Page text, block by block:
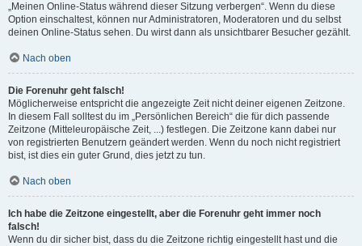
„Meinen Online-Status während dieser Sitzung verbergen“. Wenn du diese
Option einschaltest, können nur Administratoren, Moderatoren und du selbst
deinen Online-Status sehen. Du wirst dann als unsichtbarer Besucher gezählt.
Nach oben
Die Forenuhr geht falsch!
Möglicherweise entspricht die angezeigte Zeit nicht deiner eigenen Zeitzone.
In diesem Fall solltest du im „Persönlichen Bereich“ die für dich passende
Zeitzone (Mitteleuropäische Zeit, ...) festlegen. Die Zeitzone kann dabei nur
von registrierten Benutzern geändert werden. Wenn du noch nicht registriert
bist, ist dies ein guter Grund, dies jetzt zu tun.
Nach oben
Ich habe die Zeitzone eingestellt, aber die Forenuhr geht immer noch
falsch!
Wenn du dir sicher bist, dass du die Zeitzone richtig eingestellt hast und die